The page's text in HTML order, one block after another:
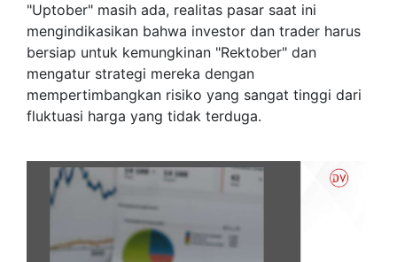
"Uptober" masih ada, realitas pasar saat ini
mengindikasikan bahwa investor dan trader harus
bersiap untuk kemungkinan "Rektober" dan
mengatur strategi mereka dengan
mempertimbangkan risiko yang sangat tinggi dari
fluktuasi harga yang tidak terduga.